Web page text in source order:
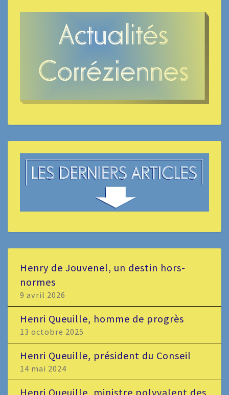
Henry de Jouvenel, un destin hors-
normes
9 avril 2026
Henri Queuille, homme de progrès
13 octobre 2025
Henri Queuille, président du Conseil
14 mai 2024
Henri Queuille, ministre polyvalent des